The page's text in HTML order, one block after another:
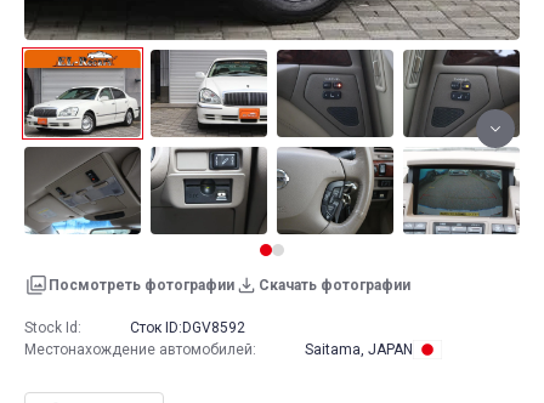
Посмотреть фотографии Скачать фотографии
Stock Id: Сток ID: DGV8592
Местонахождение автомобилей: Saitama, JAPAN